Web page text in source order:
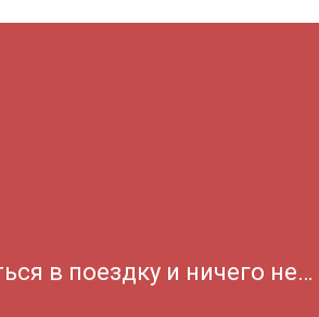
в поездку и ничего не…